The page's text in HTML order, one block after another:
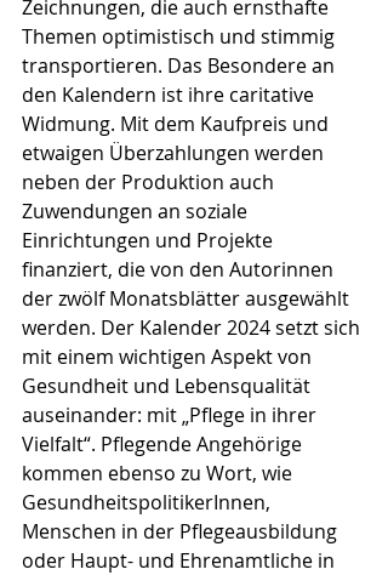
Zeichnungen, die auch ernsthafte
Themen optimistisch und stimmig
transportieren. Das Besondere an
den Kalendern ist ihre caritative
Widmung. Mit dem Kaufpreis und
etwaigen Überzahlungen werden
neben der Produktion auch
Zuwendungen an soziale
Einrichtungen und Projekte
finanziert, die von den Autorinnen
der zwölf Monatsblätter ausgewählt
werden. Der Kalender 2024 setzt sich
mit einem wichtigen Aspekt von
Gesundheit und Lebensqualität
auseinander: mit „Pflege in ihrer
Vielfalt“. Pflegende Angehörige
kommen ebenso zu Wort, wie
GesundheitspolitikerInnen,
Menschen in der Pflegeausbildung
oder Haupt- und Ehrenamtliche in